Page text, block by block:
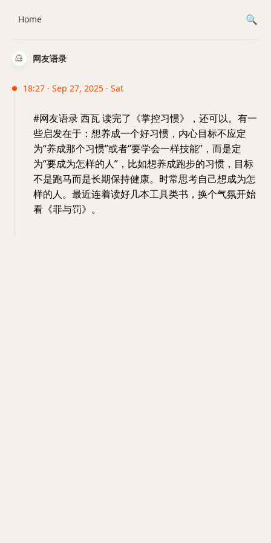
网友语录
18:27 · Sep 27, 2025 · Sat
#网友语录 西瓦 读完了《掌控习惯》，还可以。有一
些启发在于：想养成一个好习惯，内心目标不应定
为“养成那个习惯”或者“要学会一样技能”，而是定
为“要成为怎样的人”，比如想养成跑步的习惯，目标
不是跑马而是长期保持健康。时常思考自己想成为怎
样的人。最近连着读好几本工具类书，换个气氛开始
看《罪与罚》。
Home